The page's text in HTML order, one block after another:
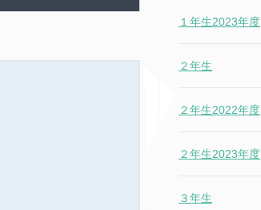
１年生2023年度
２年生
２年生2022年度
２年生2023年度
３年生